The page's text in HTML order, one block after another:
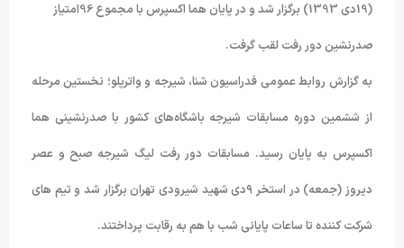
(19دی 1393) برگزار شد و در پایان هما اکسپرس با مجموع 96امتیاز
صدرنشین دور رفت لقب گرفت.
به گزارش روابط عمومی فدراسیون شنا، شیرجه و واترپلو؛ نخستین مرحله
از ششمین دوره مسابقات شیرجه باشگاه‌های کشور با صدرنشینی هما
اکسپرس به پایان رسید. مسابقات دور رفت لیگ شیرجه صبح و عصر
دیروز (جمعه) در استخر ۹دی شهید شیرودی تهران برگزار شد و تیم های
شرکت کننده تا ساعات پایانی شب با هم به رقابت پرداختند.